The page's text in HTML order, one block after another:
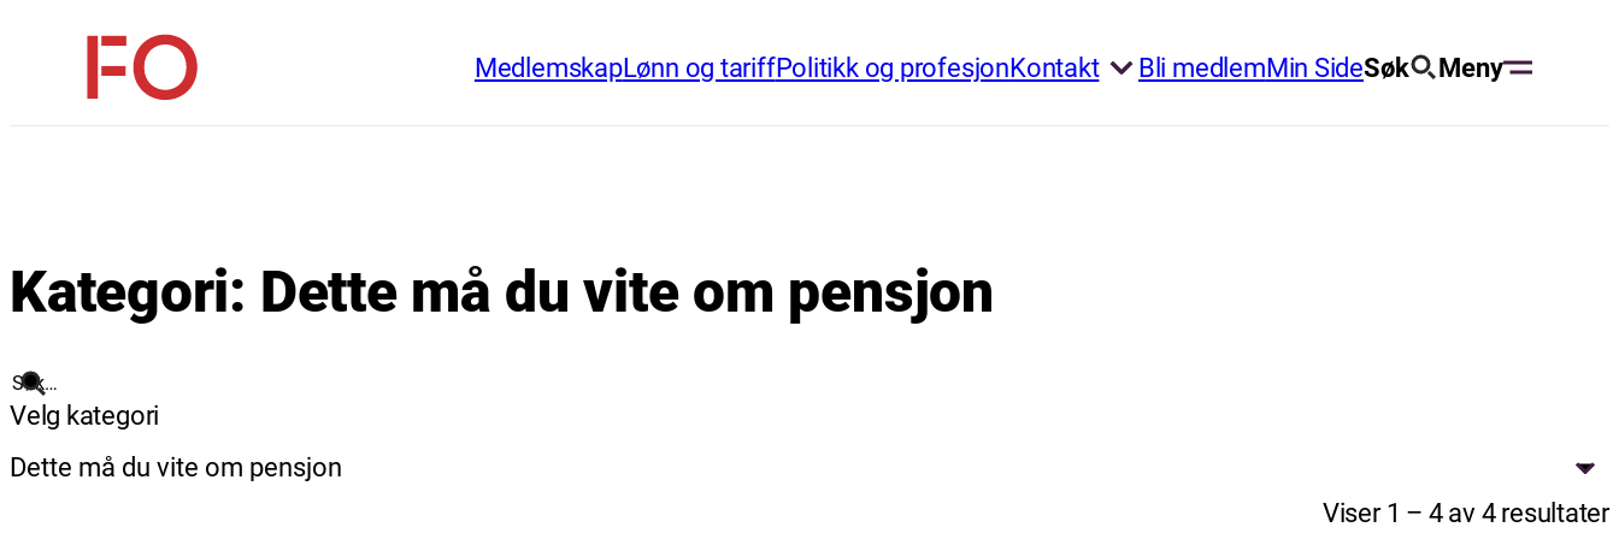
innholdFO
MedlemskapLønn og tariffPolitikk og profesjonKontakt Bli medlemMin SideSøk Meny
Kategori: Dette må du vite om pensjon
Søk
Velg kategori
Dette må du vite om pensjon
Viser 1 – 4 av 4 resultater